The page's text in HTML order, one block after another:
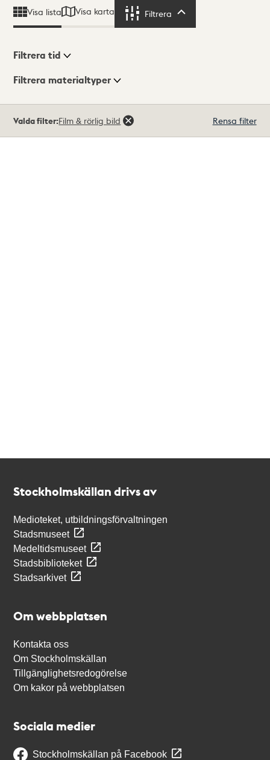
Visa lista Visa karta Filtrera
Visningsläge
Filtrera tid
Filtrera materialtyper
träffar
Valda filter:Film & rörlig bild Rensa filter
Stockholmskällan drivs av
Medioteket, utbildningsförvaltningen
Stadsmuseet
Medeltidsmuseet
Stadsbiblioteket
Stadsarkivet
Om webbplatsen
Kontakta oss
Om Stockholmskällan
Tillgänglighetsredogörelse
Om kakor på webbplatsen
Sociala medier
Stockholmskällan på Facebook